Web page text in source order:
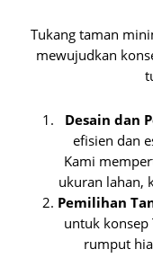
Tukang taman
mewujudkan
Desain dan
efisien dan
Kami
ukuran lahan,
Pemilihan
untuk konsep
rumput